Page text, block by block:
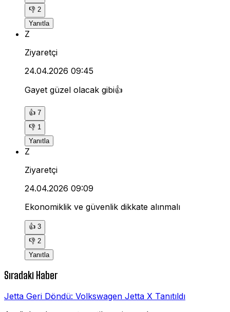
👎 2
Yanıtla
Z
Ziyaretçi
24.04.2026 09:45
Gayet güzel olacak gibi👍
👍 7
👎 1
Yanıtla
Z
Ziyaretçi
24.04.2026 09:09
Ekonomiklik ve güvenlik dikkate alınmalı
👍 3
👎 2
Yanıtla
Sıradaki Haber
Jetta Geri Döndü: Volkswagen Jetta X Tanıtıldı